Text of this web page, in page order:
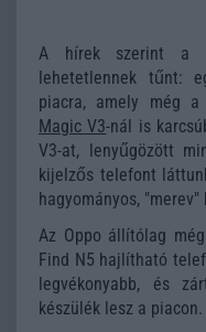
A hírek szerint a
lehetetlennek tűnt:
piacra, amely még a
Magic V3-nál is
V3-at, lenyűgözött
kijelzős telefont
hagyományos,
Az Oppo állítólag
Find N5 hajlítható
legvékonyabb, és
készülék lesz a piacon.